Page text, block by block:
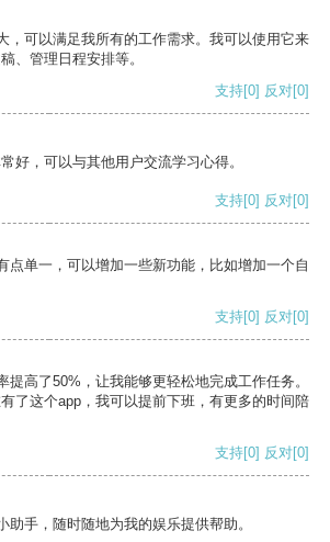
，可以满足我所有的工作需求。我可以使用它来
、管理日程安排等。
支持[0] 反对[0]
好，可以与其他用户交流学习心得。
支持[0] 反对[0]
点单一，可以增加一些新功能，比如增加一个自
支持[0] 反对[0]
提高了50%，让我能够更轻松地完成工作任务。
了这个app，我可以提前下班，有更多的时间陪
支持[0] 反对[0]
助手，随时随地为我的娱乐提供帮助。